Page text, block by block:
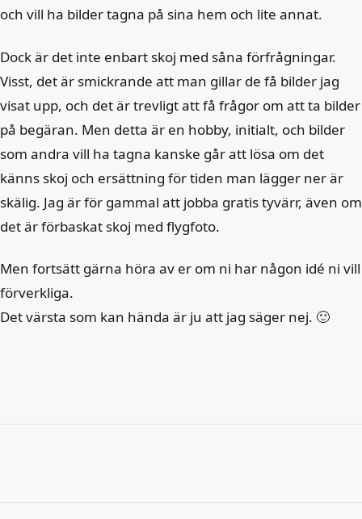
och vill ha bilder tagna på sina hem och lite annat.
Dock är det inte enbart skoj med såna förfrågningar.
Visst, det är smickrande att man gillar de få bilder jag
visat upp, och det är trevligt att få frågor om att ta bilder
på begäran. Men detta är en hobby, initialt, och bilder
som andra vill ha tagna kanske går att lösa om det
känns skoj och ersättning för tiden man lägger ner är
skälig. Jag är för gammal att jobba gratis tyvärr, även om
det är förbaskat skoj med flygfoto.
Men fortsätt gärna höra av er om ni har någon idé ni vill
förverkliga.
Det värsta som kan hända är ju att jag säger nej. 🙂